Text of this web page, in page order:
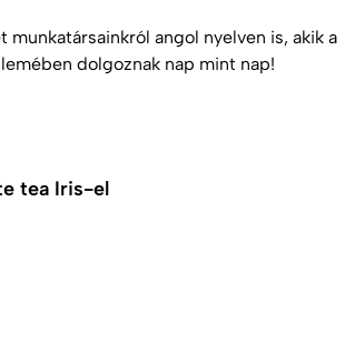
munkatársainkról angol nyelven is, akik a
dolgoznak nap mint nap!
tea Iris-el